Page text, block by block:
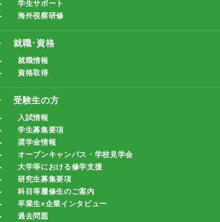
学生サポート
海外視察研修
就職･資格
就職情報
資格取得
受験生の方
入試情報
学生募集要項
奨学金情報
オープンキャンパス・学校見学会
大学等における修学支援
研究生募集要項
科目等履修生のご案内
卒業生×企業インタビュー
過去問題